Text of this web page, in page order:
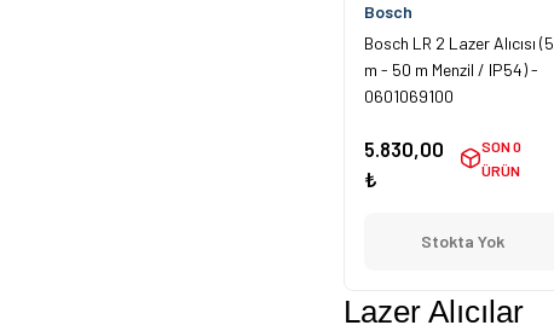
Bosch
Bosch LR 2 Lazer Alıcısı (5
m - 50 m Menzil / IP54) -
0601069100
5.830,00
₺
SON 0
ÜRÜN
Stokta Yok
Lazer Alıcılar